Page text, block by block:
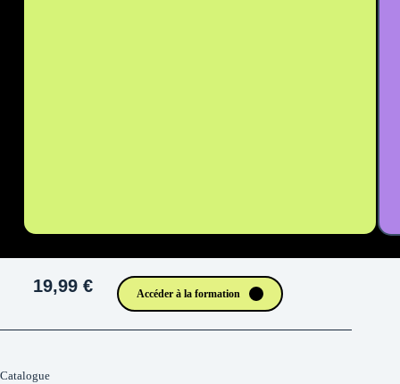
19,99 € Accéder à la formation
Catalogue